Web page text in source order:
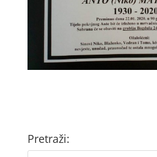
Pretraži: